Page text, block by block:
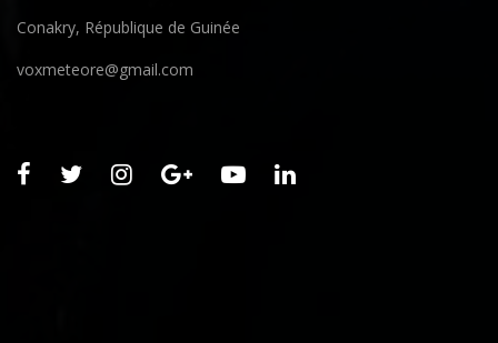
Conakry, République de Guinée
voxmeteore@gmail.com